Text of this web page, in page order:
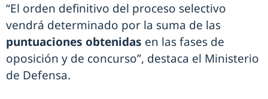
“El orden definitivo del proceso selectivo
vendrá determinado por la suma de las
puntuaciones obtenidas en las fases de
oposición y de concurso”, destaca el Ministerio
de Defensa.